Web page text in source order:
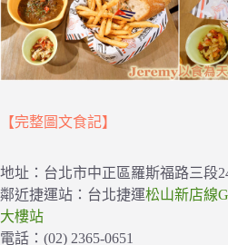
【完整圖文食記】
地址：台北市中正區羅斯福路三段
鄰近捷運站：台北捷運松山新店線
大樓站
電話：(02) 2365-0651